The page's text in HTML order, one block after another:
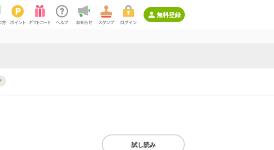
無料登録
試し読み